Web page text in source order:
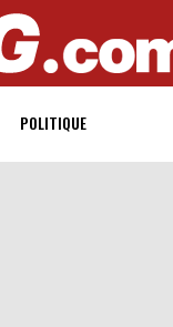
POLITIQUE